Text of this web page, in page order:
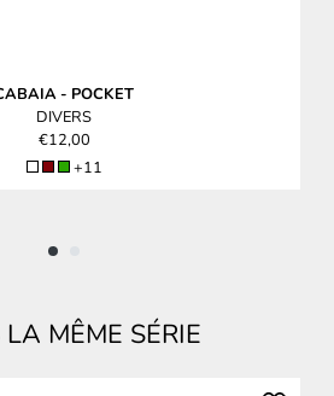
- POCKET
DIVERS
€12,00
+11
MÊME SÉRIE